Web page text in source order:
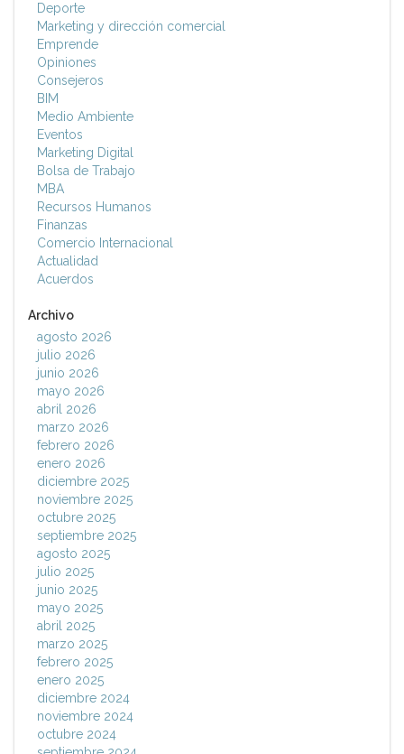
Deporte
Marketing y dirección comercial
Emprende
Opiniones
Consejeros
BIM
Medio Ambiente
Eventos
Marketing Digital
Bolsa de Trabajo
MBA
Recursos Humanos
Finanzas
Comercio Internacional
Actualidad
Acuerdos
Archivo
agosto 2026
julio 2026
junio 2026
mayo 2026
abril 2026
marzo 2026
febrero 2026
enero 2026
diciembre 2025
noviembre 2025
octubre 2025
septiembre 2025
agosto 2025
julio 2025
junio 2025
mayo 2025
abril 2025
marzo 2025
febrero 2025
enero 2025
diciembre 2024
noviembre 2024
octubre 2024